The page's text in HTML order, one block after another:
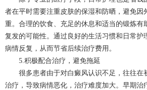
者在平时需要注重皮肤的保湿和防晒，避免因
重。合理的饮食、充足的休息和适当的锻炼有
复发的可能性。通过良好的生活习惯和日常护
病情反复，从而节省后续治疗费用。
5.积极配合治疗，避免拖延
很多患者由于对白癜风认识不足，往往在
治疗，导致病情恶化，治疗难度加大。早期治